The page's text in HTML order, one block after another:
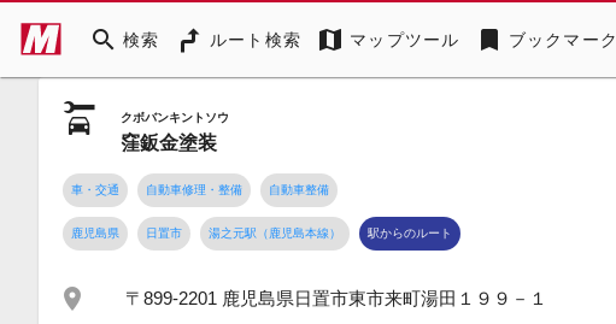
search 検索 ルート検索 map マップツール bookmark ブックマーク
クボバンキントソウ
窪鈑金塗装
車・交通 自動車修理・整備 自動車整備
鹿児島県 日置市 湯之元駅（鹿児島本線） 駅からのルート
place 〒899-2201 鹿児島県日置市東市来町湯田１９９－１